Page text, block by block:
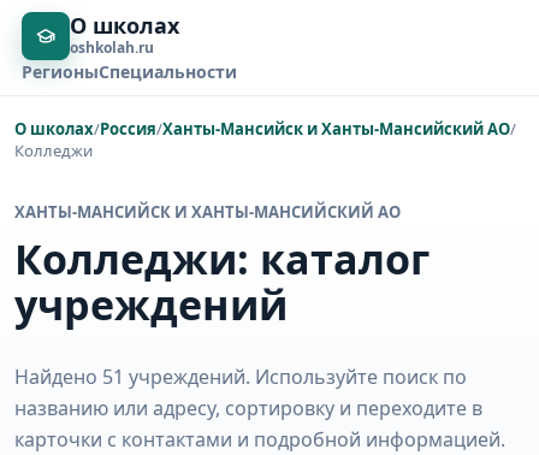
О школах
oshkolah.ru
РегионыСпециальности
О школах/Россия/Ханты-Мансийск и Ханты-Мансийский АО/
Колледжи
ХАНТЫ-МАНСИЙСК И ХАНТЫ-МАНСИЙСКИЙ АО
Колледжи: каталог
учреждений
Найдено 51 учреждений. Используйте поиск по
названию или адресу, сортировку и переходите в
карточки с контактами и подробной информацией.